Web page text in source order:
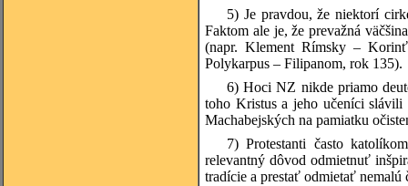
5) Je pravdou, že niektorí
Faktom ale je, že prevažná
(napr. Klement Rímsky –
Polykarpus – Filipanom, rok 135).
6) Hoci NZ nikde priamo
toho Kristus a jeho učeníci
Machabejských na pamiatku
7) Protestanti často
relevantný dôvod odmietnuť
tradície a prestať odmietať nemalú